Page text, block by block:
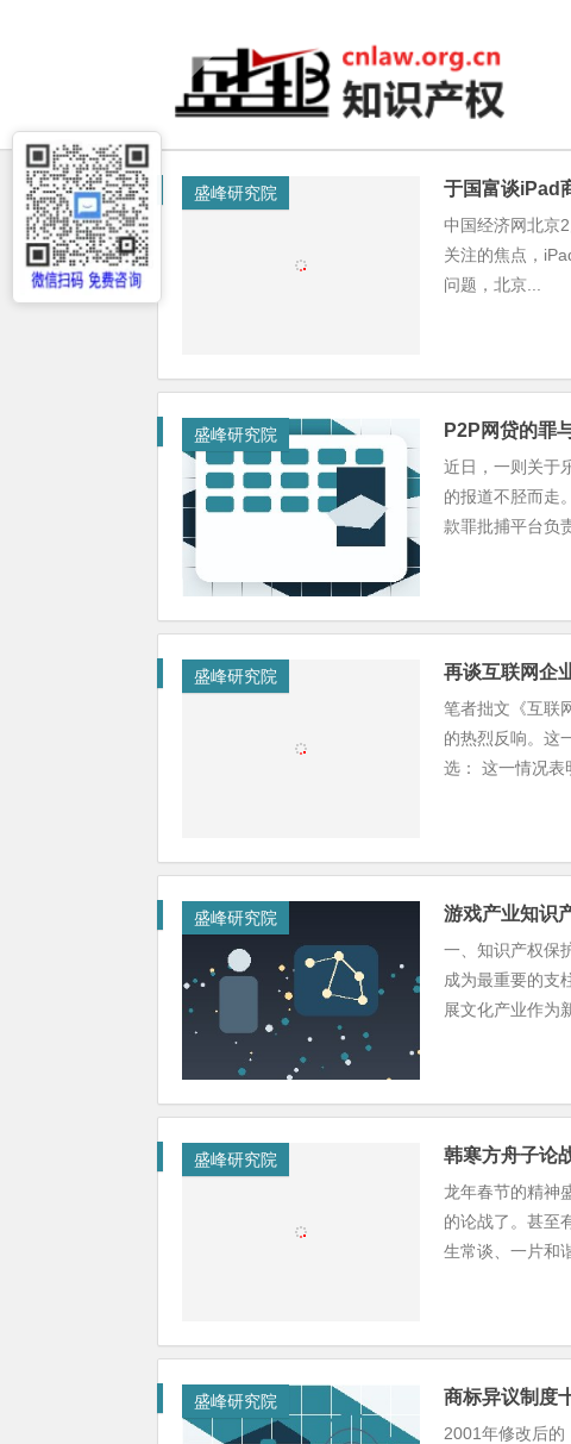
盛峰研究院 于国富谈iPad
中国经济网北京
关注的焦点，
问题，北京...
盛峰研究院 P2P网贷的罪
近日，一则关于
的报道不胫而走
款罪批捕平台负
盛峰研究院 再谈互联网企
笔者拙文《互联
的热烈反响。这
选： 这一情况表
盛峰研究院 游戏产业知识
一、知识产权保
成为最重要的支
展文化产业作为
盛峰研究院 韩寒方舟子论
龙年春节的精神
的论战了。甚至
生常谈、一片和
盛峰研究院 商标异议制度
2001年修改后的